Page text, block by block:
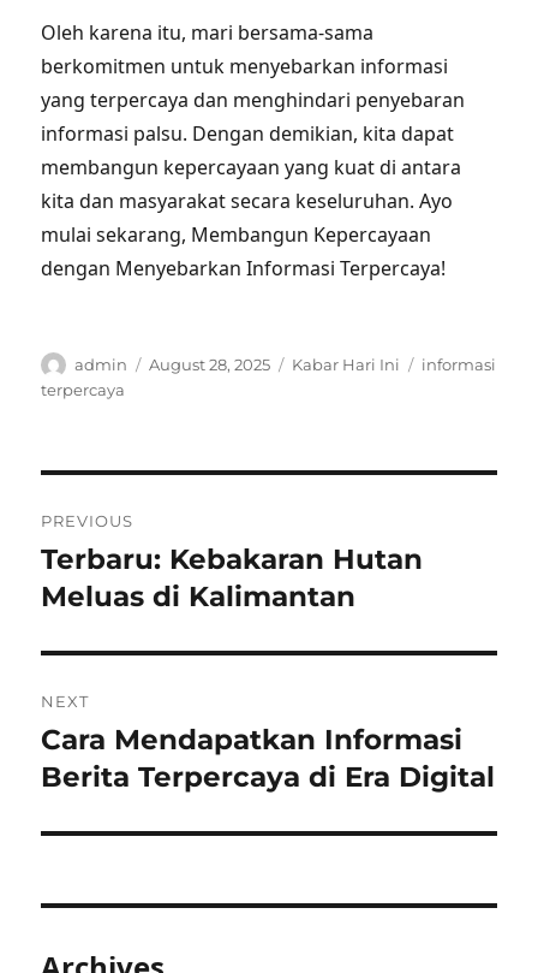
Oleh karena itu, mari bersama-sama
berkomitmen untuk menyebarkan informasi
yang terpercaya dan menghindari penyebaran
informasi palsu. Dengan demikian, kita dapat
membangun kepercayaan yang kuat di antara
kita dan masyarakat secara keseluruhan. Ayo
mulai sekarang, Membangun Kepercayaan
dengan Menyebarkan Informasi Terpercaya!
Author
admin
Posted
August 28, 2025 Categories
Kabar Hari Ini Tags
informasi
terpercaya
navigation
PREVIOUS
Previous
post:
Terbaru: Kebakaran Hutan
Meluas di Kalimantan
NEXT
Next
post:
Cara Mendapatkan Informasi
Berita Terpercaya di Era Digital